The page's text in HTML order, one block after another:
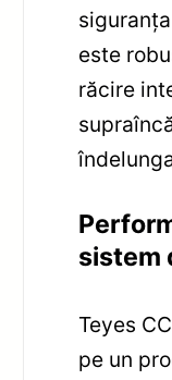
este
răcire
sistem
Teyes
pe un